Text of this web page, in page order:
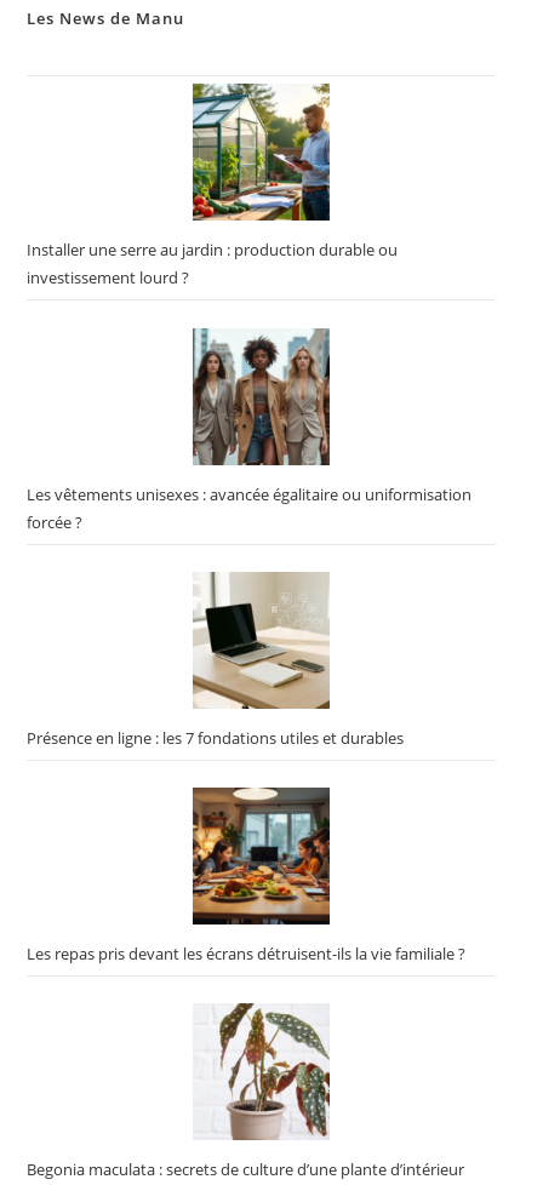
Les News de Manu
Installer une serre au jardin : production durable ou
investissement lourd ?
Les vêtements unisexes : avancée égalitaire ou uniformisation
forcée ?
Présence en ligne : les 7 fondations utiles et durables
Les repas pris devant les écrans détruisent-ils la vie familiale ?
Begonia maculata : secrets de culture d’une plante d’intérieur